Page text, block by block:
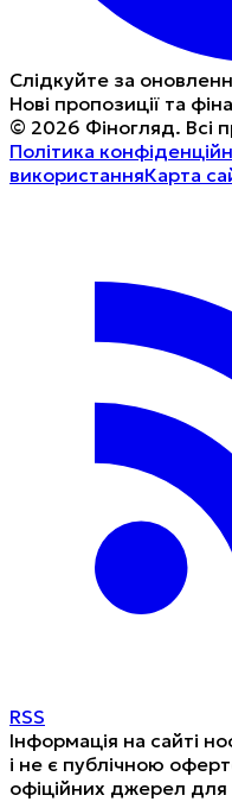
Слідкуйте за
Нові пропозиції та
© 2026 Фіногляд. Всі
Політика
використанняКарта
RSS
Інформація на сайті
і не є публічною
офіційних джерел